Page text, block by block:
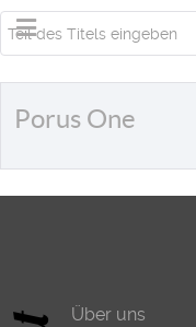
Teil des Titels eingeben
Porus One
Über uns